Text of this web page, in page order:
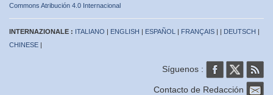
Commons Atribución 4.0 Internacional
INTERNAZIONALE : ITALIANO | ENGLISH | ESPAÑOL | FRANÇAIS | | DEUTSCH |
CHINESE |
Síguenos :
Contacto de Redacción